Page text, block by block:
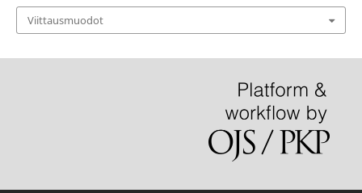
Viittausmuodot